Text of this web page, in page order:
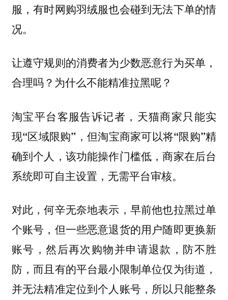
服，有时网购羽绒服也会碰到无法下单的情
况。
让遵守规则的消费者为少数恶意行为买单，
合理吗？为什么不能精准拉黑呢？
淘宝平台客服告诉记者，天猫商家只能实
现“区域限购”，但淘宝商家可以将“限购”精
确到个人，该功能操作门槛低，商家在后台
系统即可自主设置，无需平台审核。
对此，何辛无奈地表示，早前他也拉黑过单
个账号，但一些恶意退货的用户随即更换新
账号，然后再次购物并申请退款，防不胜
防，而且有的平台最小限制单位仅为街道，
并无法精准定位到个人账号，所以只能整条